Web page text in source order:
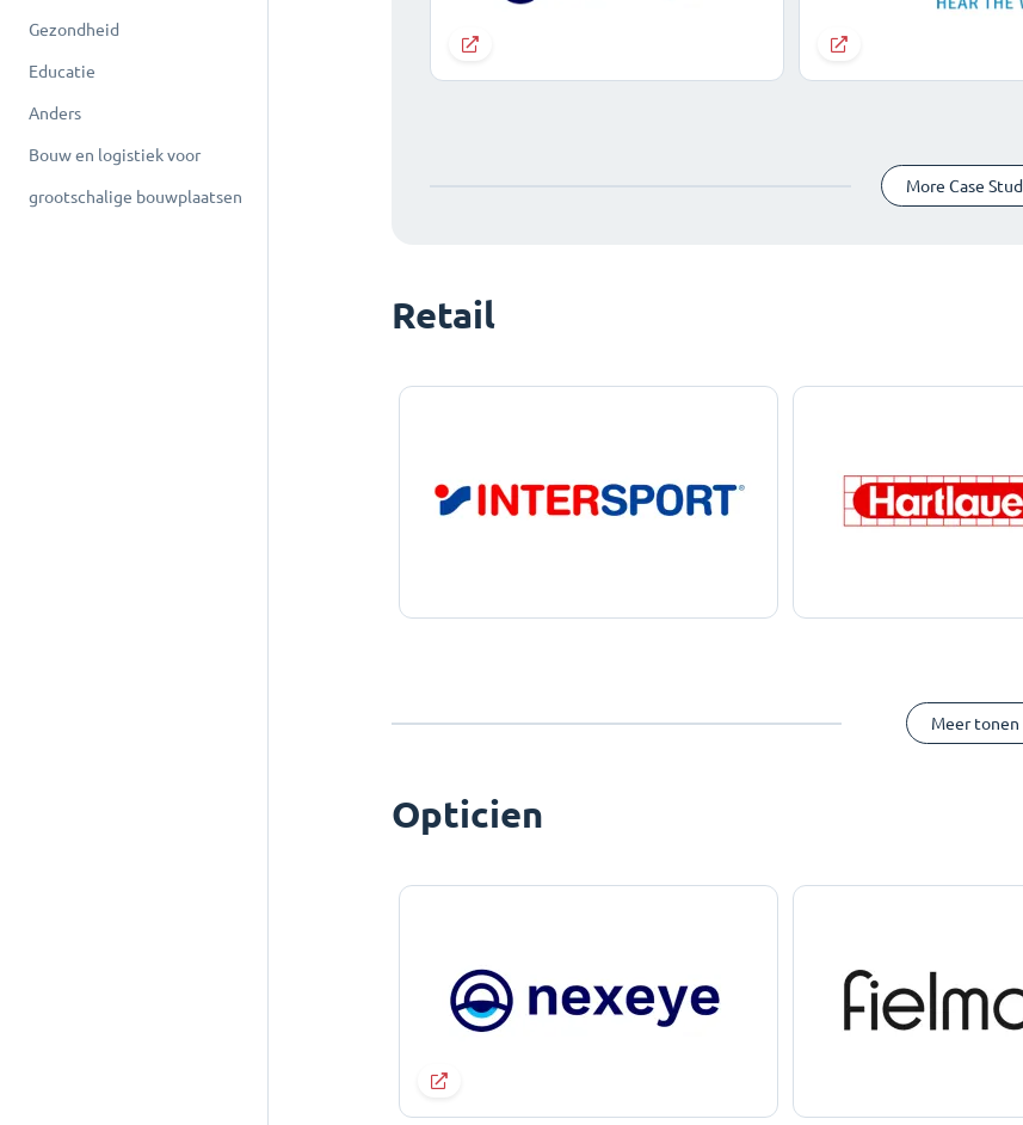
Gezondheid
Educatie
Anders
Bouw en logistiek voor
grootschalige bouwplaatsen
More Case
Retail
Meer tonen
Opticien